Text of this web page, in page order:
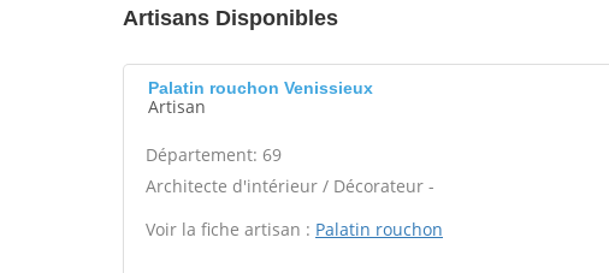
Artisans Disponibles
Palatin rouchon Venissieux
Artisan
Département: 69
Architecte d'intérieur / Décorateur -
Voir la fiche artisan : Palatin rouchon